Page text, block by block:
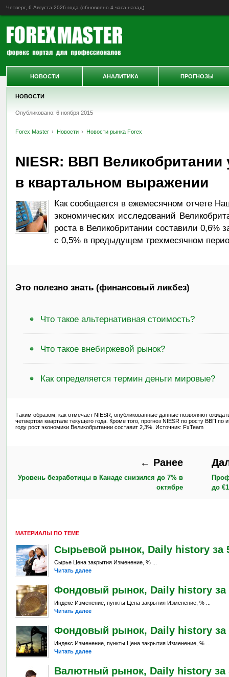
Четверг, 6 Августа 2026 года (обновлено 4 часа назад)
НОВОСТИ
Опубликовано: 6 ноября 2015
Forex Master Новости Новости рынка Forex
NIESR: ВВП Великобритании
в квартальном выражении
Как сообщается в ежемесячном отчете
экономических исследований
роста в Великобритании составили 0,6%
с 0,5% в предыдущем трехмесячном
Это полезно знать (финансовый ликбез)
Что такое альтернативная стоимость?
Что такое внебиржевой рынок?
Как определяется термин деньги мировые?
Таким образом, как отмечает NIESR, опубликованные данные позволяют
четвертом квартале текущего года. Кроме того, прогноз NIESR по росту ВВП по
году рост экономики Великобритании составит 2,3%. Источник: FxTeam
← Ранее
Уровень безработицы в Канаде снизился до 7% в
октябре
до
МАТЕРИАЛЫ ПО ТЕМЕ
Сырьевой рынок, Daily history за 5
Сырье Цена закрытия Изменение, % ...
Читать далее
Фондовый рынок, Daily history за
Индекс Изменение, пункты Цена закрытия Изменение, % ...
Читать далее
Фондовый рынок, Daily history за
Индекс Изменение, пункты Цена закрытия Изменение, % ...
Читать далее
Валютный рынок, Daily history за
НОВОСТИ АНАЛИТИКА ПРОГНОЗЫ